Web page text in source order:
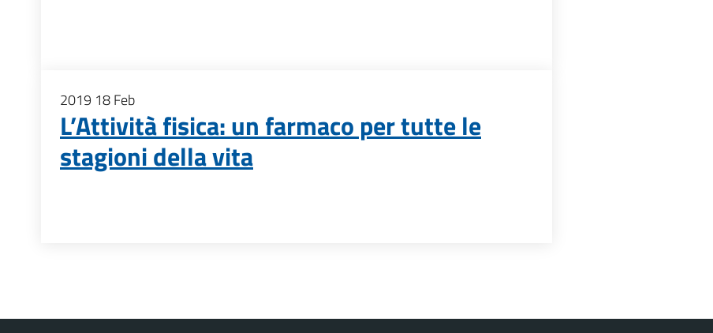
2019 18Feb
L’Attività fisica: un farmaco per tutte le
stagioni della vita